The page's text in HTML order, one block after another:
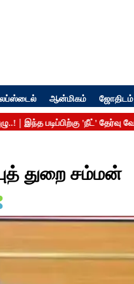
ஆன்மிகம் ஜோதிடம்
துறை சம்மன்